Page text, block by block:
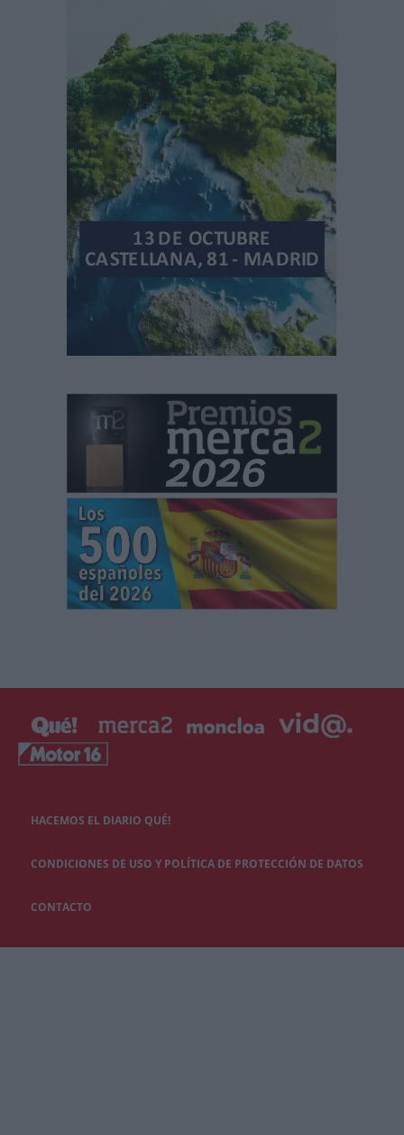
HACEMOS EL DIARIO QUÉ!
CONDICIONES DE USO Y POLÍTICA DE PROTECCIÓN DE DATOS
CONTACTO